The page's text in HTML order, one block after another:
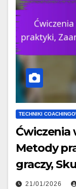
TECHNIKI
Ćwiczenia
Metody
graczy,
21/01/2026